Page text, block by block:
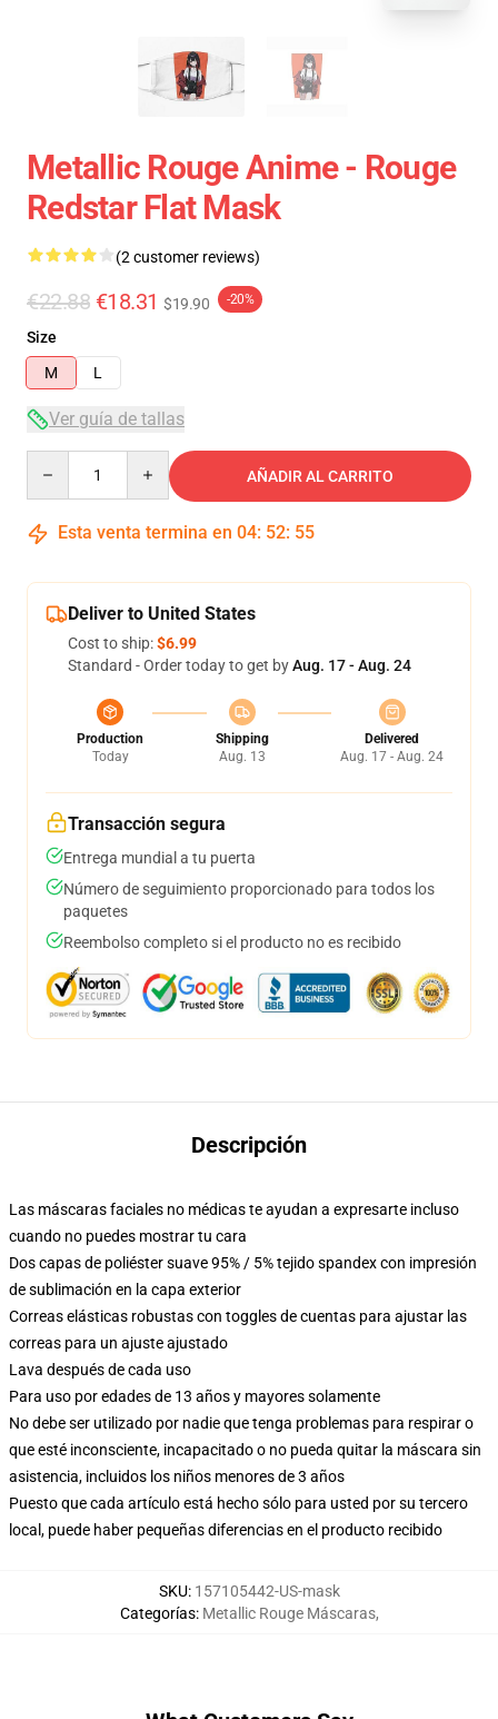
Metallic Rouge Anime - Rouge
Redstar Flat Mask
(2 customer reviews)
€22.88 €18.31 $19.90 -20%
Size
M
L
Ver guía de tallas
AÑADIR AL CARRITO
Esta venta termina en 04: 52: 54
Deliver to United States
Cost to ship:$6.99
Standard - Order today to get byAug. 17 - Aug. 24
Production
Today
Shipping
Aug. 13
Delivered
Aug. 17 - Aug. 24
Transacción segura
Entrega mundial a tu puerta
Número de seguimiento proporcionado para todos los
paquetes
Reembolso completo si el producto no es recibido
Descripción
Las máscaras faciales no médicas te ayudan a expresarte incluso
cuando no puedes mostrar tu cara
Dos capas de poliéster suave 95% / 5% tejido spandex con impresión
de sublimación en la capa exterior
Correas elásticas robustas con toggles de cuentas para ajustar las
correas para un ajuste ajustado
Lava después de cada uso
Para uso por edades de 13 años y mayores solamente
No debe ser utilizado por nadie que tenga problemas para respirar o
que esté inconsciente, incapacitado o no pueda quitar la máscara sin
asistencia, incluidos los niños menores de 3 años
Puesto que cada artículo está hecho sólo para usted por su tercero
local, puede haber pequeñas diferencias en el producto recibido
SKU: 157105442-US-mask
Categorías: Metallic Rouge Máscaras,